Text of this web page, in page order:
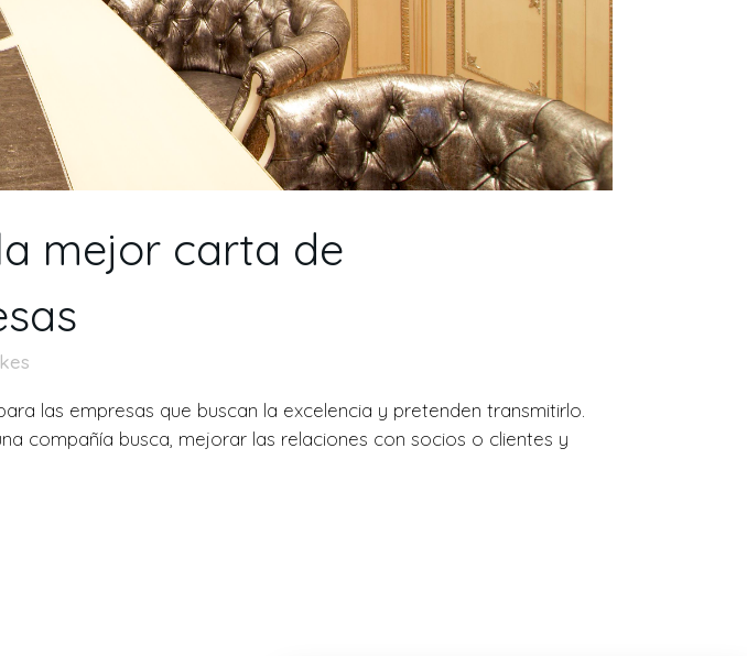
mejor carta de
las empresas que buscan la excelencia y pretenden transmitirlo.
compañía busca, mejorar las relaciones con socios o clientes y